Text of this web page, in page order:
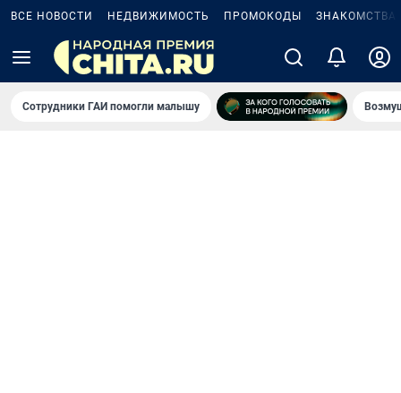
ВСЕ НОВОСТИ НЕДВИЖИМОСТЬ ПРОМОКОДЫ ЗНАКОМСТВА
Сотрудники ГАИ помогли малышу